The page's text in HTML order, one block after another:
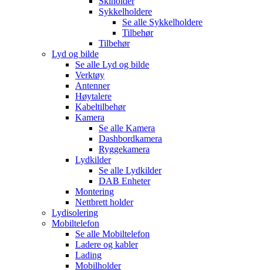
Sykkelholdere
Se alle Sykkelholdere
Tilbehør
Tilbehør
Lyd og bilde
Se alle Lyd og bilde
Verktøy
Antenner
Høytalere
Kabeltilbehør
Kamera
Se alle Kamera
Dashbordkamera
Ryggekamera
Lydkilder
Se alle Lydkilder
DAB Enheter
Montering
Nettbrett holder
Lydisolering
Mobiltelefon
Se alle Mobiltelefon
Ladere og kabler
Lading
Mobilholder